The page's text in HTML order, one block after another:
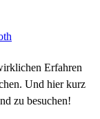
Erfahren
Und hier kurz
zu besuchen!